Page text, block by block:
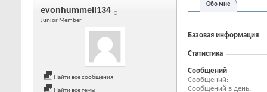
evonhummell134
Junior Member
Найти все сообщения
Найти все темы
Обо мне
Базовая информация
Статистика
Сообщений
Сообщений
Сообщений в день